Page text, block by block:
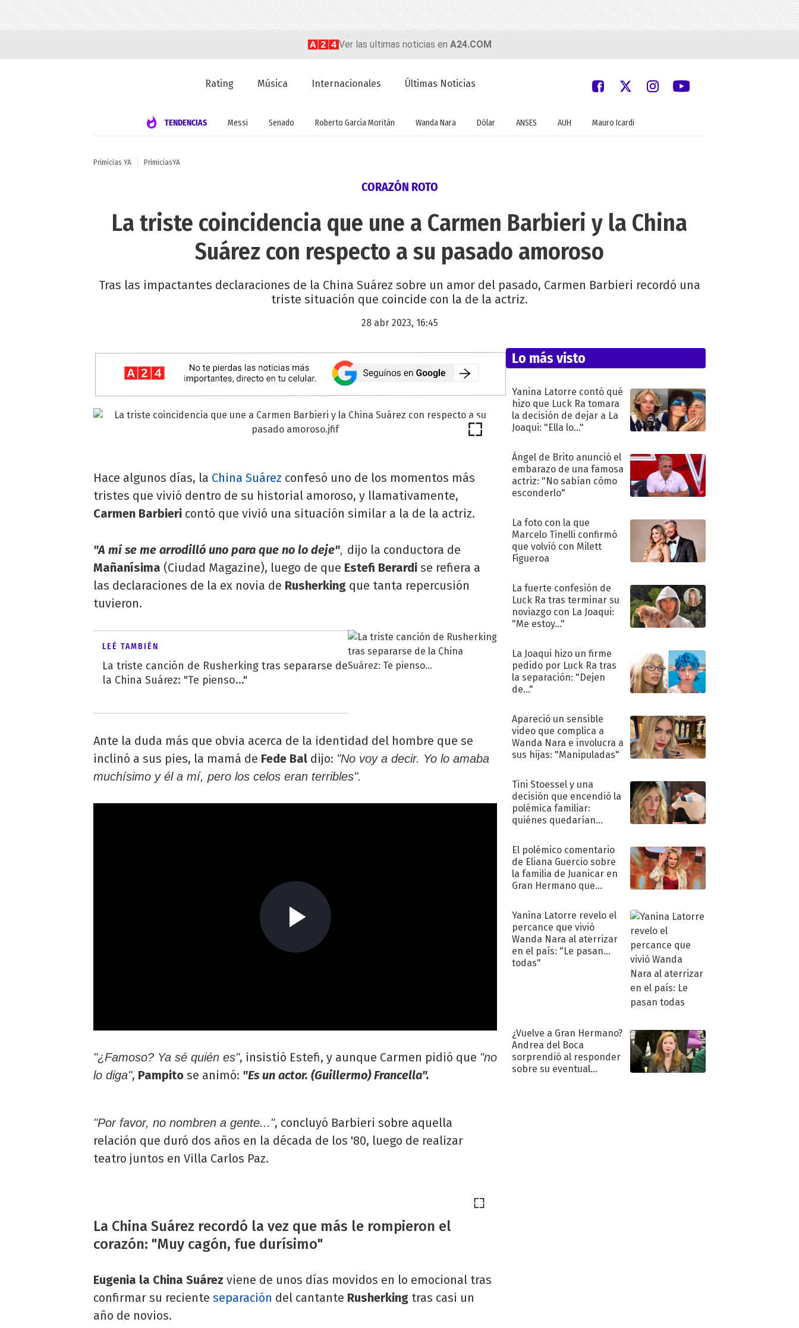
Ver las ultimas noticias en A24.COM
Rating Música Internacionales Últimas Noticias
TENDENCIAS Messi Senado Roberto García Moritán Wanda Nara Dólar ANSES AUH Mauro Icardi
Primicias YA PrimiciasYA
CORAZÓN ROTO
La triste coincidencia que une a Carmen Barbieri y la China
Suárez con respecto a su pasado amoroso
Tras las impactantes declaraciones de la China Suárez sobre un amor del pasado, Carmen Barbieri recordó una
triste situación que coincide con la de la actriz.
28 abr 2023, 16:45
Hace algunos días, la China Suárez confesó uno de los momentos más
tristes que vivió dentro de su historial amoroso, y llamativamente,
Carmen Barbieri contó que vivió una situación similar a la de la actriz.
"A mí se me arrodilló uno para que no lo deje", dijo la conductora de
Mañanísima (Ciudad Magazine), luego de que Estefi Berardi se refiera a
las declaraciones de la ex novia de Rusherking que tanta repercusión
tuvieron.
LEÉ TAMBIÉN
La triste canción de Rusherking tras separarse de
la China Suárez: "Te pienso..."
Ante la duda más que obvia acerca de la identidad del hombre que se
inclinó a sus pies, la mamá de Fede Bal dijo: "No voy a decir. Yo lo amaba
muchísimo y él a mí, pero los celos eran terribles".
"¿Famoso? Ya sé quién es", insistió Estefi, y aunque Carmen pidió que "no
lo diga", Pampito se animó: "Es un actor. (Guillermo) Francella".
"Por favor, no nombren a gente...", concluyó Barbieri sobre aquella
relación que duró dos años en la década de los '80, luego de realizar
teatro juntos en Villa Carlos Paz.
La China Suárez recordó la vez que más le rompieron el
corazón: "Muy cagón, fue durísimo"
Eugenia la China Suárez viene de unos días movidos en lo emocional tras
confirmar su reciente separación del cantante Rusherking tras casi un
año de novios.
Lo más visto
Yanina Latorre contó qué
hizo que Luck Ra tomara
la decisión de dejar a La
Joaqui: "Ella lo..."
Ángel de Brito anunció el
embarazo de una famosa
actriz: "No sabían cómo
esconderlo"
La foto con la que
Marcelo Tinelli confirmó
que volvió con Milett
Figueroa
La fuerte confesión de
Luck Ra tras terminar su
noviazgo con La Joaqui:
"Me estoy..."
La Joaqui hizo un firme
pedido por Luck Ra tras
la separación: "Dejen
de..."
Apareció un sensible
video que complica a
Wanda Nara e involucra a
sus hijas: "Manipuladas"
Tini Stoessel y una
decisión que encendió la
polémica familiar:
quiénes quedarían
El polémico comentario
de Eliana Guercio sobre
la familia de Juanicar en
Gran Hermano que
Yanina Latorre revelo el
percance que vivió
Wanda Nara al aterrizar
en el país: "Le pasan
todas"
¿Vuelve a Gran Hermano?
Andrea del Boca
sorprendió al responder
sobre su eventual